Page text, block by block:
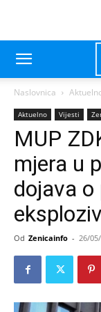
Naslovnica
Aktuelno Vijesti
MUP
mjera u
dojava
Od Zenicainfo - 26/